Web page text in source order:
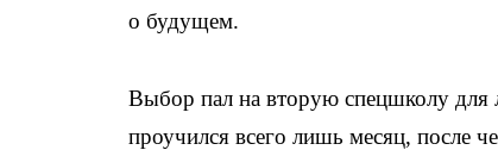
о будущем.
Выбор пал на вторую спецшколу для
проучился всего лишь месяц, после